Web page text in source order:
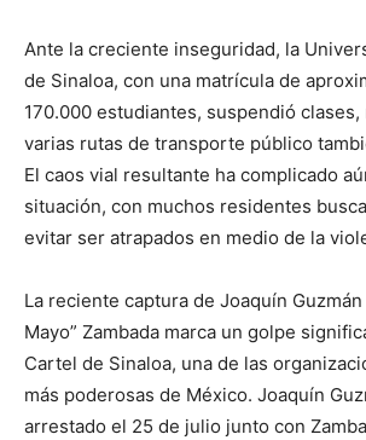
Ante la creciente inseguridad, la
de Sinaloa, con una matrícula de
170.000 estudiantes, suspendió
varias rutas de transporte público
El caos vial resultante ha complicado
situación, con muchos residentes
evitar ser atrapados en medio de la
La reciente captura de Joaquín Guzmán
Mayo” Zambada marca un golpe
Cartel de Sinaloa, una de las
más poderosas de México. Joaquín
arrestado el 25 de julio junto con